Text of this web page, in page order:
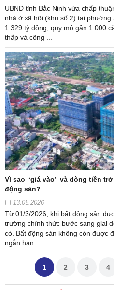
UBND tỉnh Bắc Ninh vừa chấp
nhà ở xã hội (khu số 2) tại phường
1.329 tỷ đồng, quy mô gần 1.000
thấp và công ...
Vì sao “giá vào” và dòng tiền
động sản?
13.05.2026
Từ 01/3/2026, khi bất động sản
trường chính thức bước sang giai
có. Bất động sản không còn được
ngắn hạn ...
1 2 3 4